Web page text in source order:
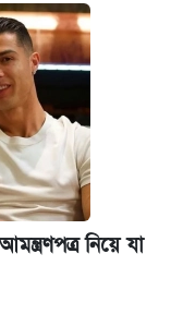
নিয়ে যা